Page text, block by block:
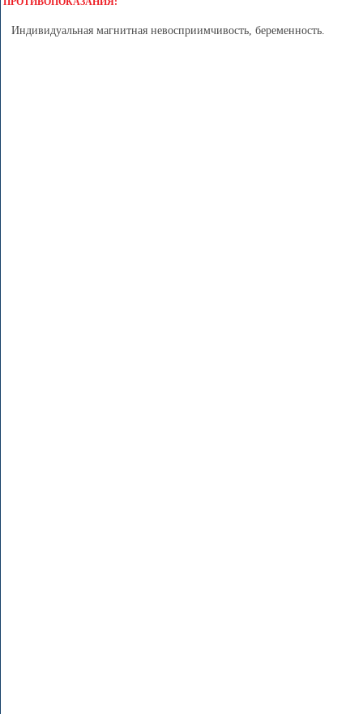
Индивидуальная магнитная невосприимчивость, беременность.